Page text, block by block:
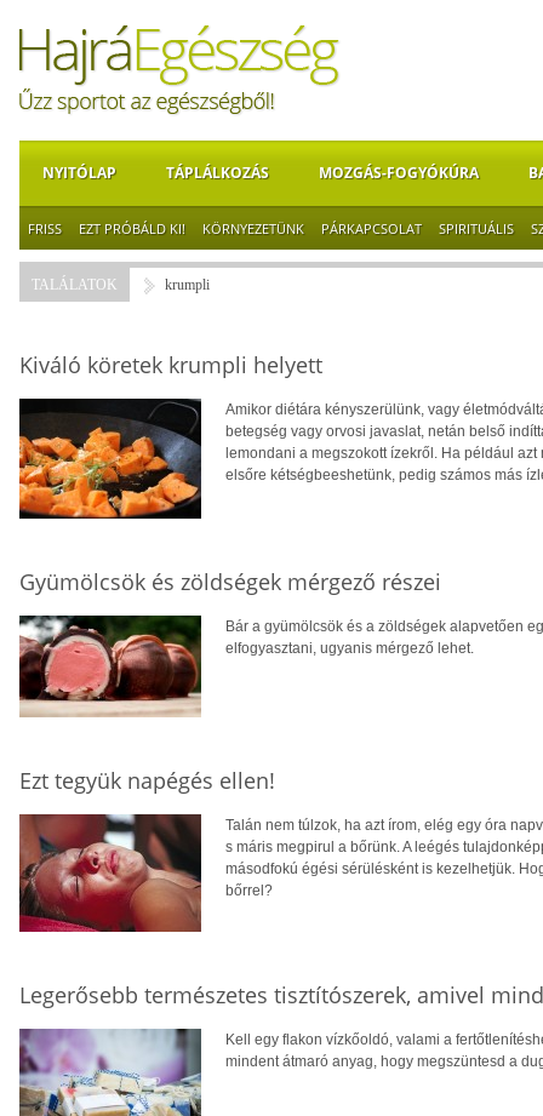
NYITÓLAP TÁPLÁLKOZÁS MOZGÁS-FOGYÓKÚRA
FRISS EZT PRÓBÁLD KI! KÖRNYEZETÜNK PÁRKAPCSOLAT SPIRITUÁLIS
TALÁLATOK krumpli
Kiváló köretek krumpli helyett
Amikor diétára kényszerülünk, vagy
betegség vagy orvosi javaslat, netán belső
lemondani a megszokott ízekről. Ha például
elsőre kétségbeeshetünk, pedig számos más
Gyümölcsök és zöldségek mérgező részei
Bár a gyümölcsök és a zöldségek alapvetően
elfogyasztani, ugyanis mérgező lehet.
Ezt tegyük napégés ellen!
Talán nem túlzok, ha azt írom, elég egy óra
s máris megpirul a bőrünk. A leégés
másodfokú égési sérülésként is kezelhetjük.
bőrrel?
Legerősebb természetes tisztítószerek, amivel
Kell egy flakon vízkőoldó, valami a
mindent átmaró anyag, hogy megszüntesd a